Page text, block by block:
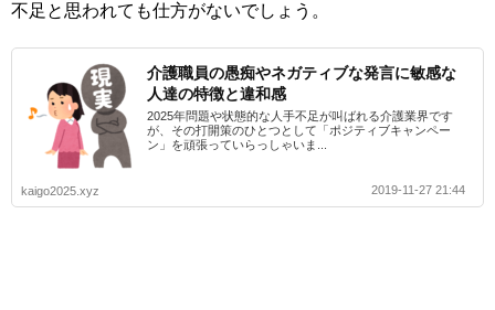
不足と思われても仕方がないでしょう。
介護職員の愚痴やネガティブな発言に敏感な
人達の特徴と違和感
2025年問題や状態的な人手不足が叫ばれる介護業界です
が、その打開策のひとつとして「ポジティブキャンペー
ン」を頑張っていらっしゃいま...
kaigo2025.xyz 2019-11-27 21:44